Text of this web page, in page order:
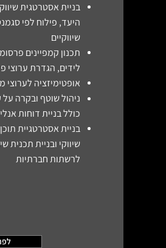
בניית אסטרטגית
היעד, פילוח לפי
שיווקיים
תכנון קמפיינים
לידים, הגדרת ערוצי
אופטימיזציה לערוצי
ניהול שוטף ובקרה על
כוללבניית דוחות
בניית אסטרטגיית
שיווקי ובניית תכנית
לרשתות חברתיות